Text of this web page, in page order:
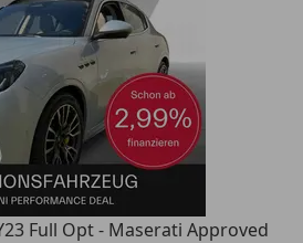
Full Opt - Maserati Approved